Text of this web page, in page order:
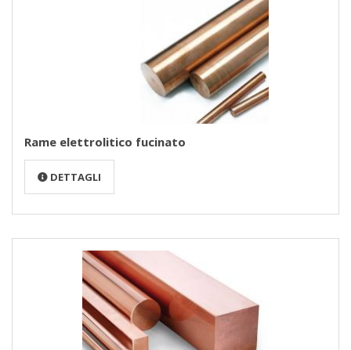
Rame elettrolitico fucinato
DETTAGLI